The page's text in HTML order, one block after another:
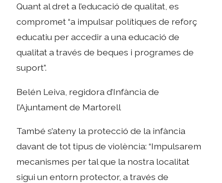
Quant al dret a l’educació de qualitat, es
compromet “a impulsar polítiques de reforç
educatiu per accedir a una educació de
qualitat a través de beques i programes de
suport”.
Belén Leiva, regidora d’Infància de
l’Ajuntament de Martorell
També s’ateny la protecció de la infància
davant de tot tipus de violència: “Impulsarem
mecanismes per tal que la nostra localitat
sigui un entorn protector, a través de